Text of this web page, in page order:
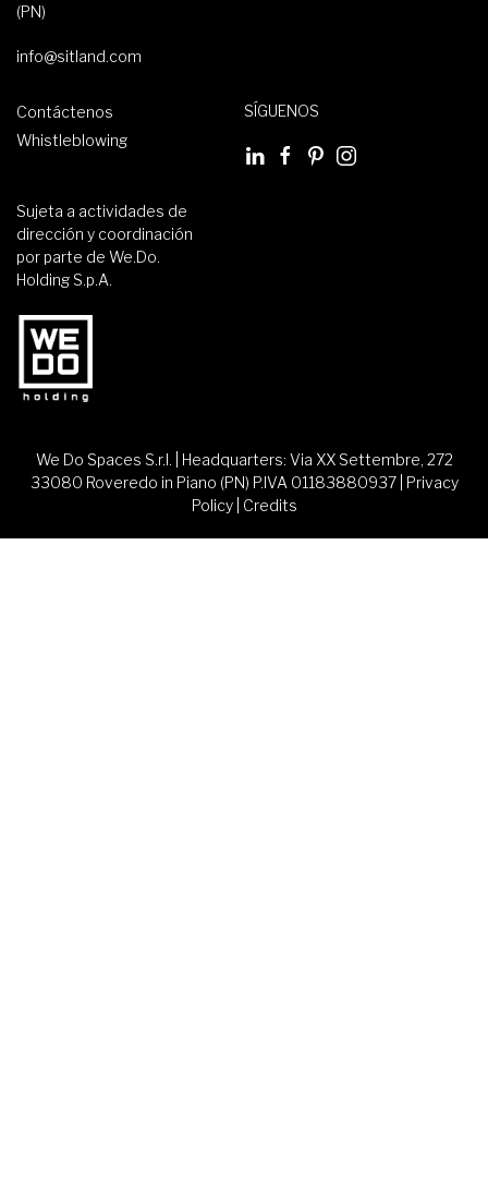
(PN)
info@sitland.com
Contáctenos
Whistleblowing
SÍGUENOS
Sujeta a actividades de
dirección y coordinación
por parte de We.Do.
Holding S.p.A.
We Do Spaces S.r.l. | Headquarters: Via XX Settembre, 272
33080 Roveredo in Piano (PN) P.IVA 01183880937 | Privacy
Policy| Credits